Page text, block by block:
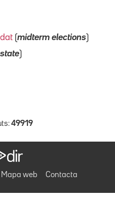
(midterm elections)
)
49919
Mapa web Contacta